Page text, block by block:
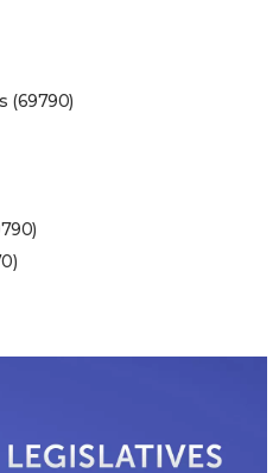
(69790)